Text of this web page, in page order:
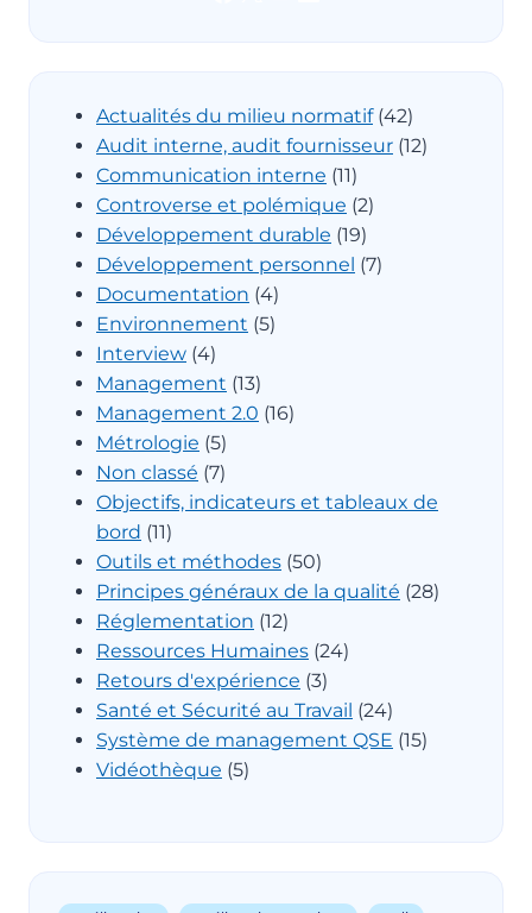
Actualités du milieu normatif(42)
Audit interne, audit fournisseur (12)
Communication interne (11)
Controverse et polémique (2)
Développement durable (19)
Développement personnel (7)
Documentation (4)
Environnement (5)
Interview (4)
Management (13)
Management 2.0 (16)
Métrologie (5)
Non classé (7)
Objectifs, indicateurs et tableaux de
bord (11)
Outils et méthodes (50)
Principes généraux de la qualité (28)
Réglementation (12)
Ressources Humaines (24)
Retours d'expérience (3)
Santé et Sécurité au Travail (24)
Système de management QSE (15)
Vidéothèque (5)